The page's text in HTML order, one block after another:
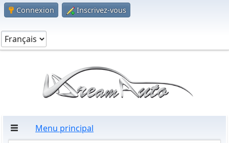
Connexion Inscrivez-vous
Menu principal